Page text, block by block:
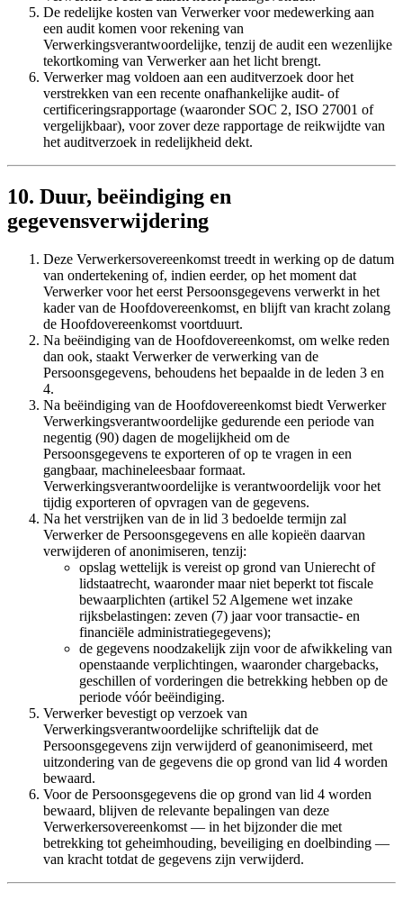
De redelijke kosten van Verwerker voor medewerking aan
een audit komen voor rekening van
Verwerkingsverantwoordelijke, tenzij de audit een wezenlijke
tekortkoming van Verwerker aan het licht brengt.
Verwerker mag voldoen aan een auditverzoek door het
verstrekken van een recente onafhankelijke audit- of
certificeringsrapportage (waaronder SOC 2, ISO 27001 of
vergelijkbaar), voor zover deze rapportage de reikwijdte van
het auditverzoek in redelijkheid dekt.
10. Duur, beëindiging en
gegevensverwijdering
Deze Verwerkersovereenkomst treedt in werking op de datum
van ondertekening of, indien eerder, op het moment dat
Verwerker voor het eerst Persoonsgegevens verwerkt in het
kader van de Hoofdovereenkomst, en blijft van kracht zolang
de Hoofdovereenkomst voortduurt.
Na beëindiging van de Hoofdovereenkomst, om welke reden
dan ook, staakt Verwerker de verwerking van de
Persoonsgegevens, behoudens het bepaalde in de leden 3 en
4.
Na beëindiging van de Hoofdovereenkomst biedt Verwerker
Verwerkingsverantwoordelijke gedurende een periode van
negentig (90) dagen de mogelijkheid om de
Persoonsgegevens te exporteren of op te vragen in een
gangbaar, machineleesbaar formaat.
Verwerkingsverantwoordelijke is verantwoordelijk voor het
tijdig exporteren of opvragen van de gegevens.
Na het verstrijken van de in lid 3 bedoelde termijn zal
Verwerker de Persoonsgegevens en alle kopieën daarvan
verwijderen of anonimiseren, tenzij:
opslag wettelijk is vereist op grond van Unierecht of
lidstaatrecht, waaronder maar niet beperkt tot fiscale
bewaarplichten (artikel 52 Algemene wet inzake
rijksbelastingen: zeven (7) jaar voor transactie- en
financiële administratiegegevens);
de gegevens noodzakelijk zijn voor de afwikkeling van
openstaande verplichtingen, waaronder chargebacks,
geschillen of vorderingen die betrekking hebben op de
periode vóór beëindiging.
Verwerker bevestigt op verzoek van
Verwerkingsverantwoordelijke schriftelijk dat de
Persoonsgegevens zijn verwijderd of geanonimiseerd, met
uitzondering van de gegevens die op grond van lid 4 worden
bewaard.
Voor de Persoonsgegevens die op grond van lid 4 worden
bewaard, blijven de relevante bepalingen van deze
Verwerkersovereenkomst — in het bijzonder die met
betrekking tot geheimhouding, beveiliging en doelbinding —
van kracht totdat de gegevens zijn verwijderd.